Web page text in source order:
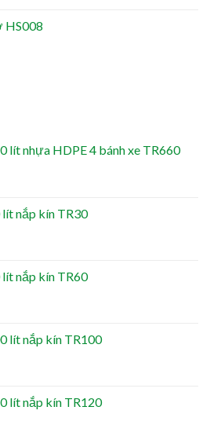
HS008
lít nhựa HDPE 4 bánh xe TR660
lít nắp kín TR30
lít nắp kín TR60
lít nắp kín TR100
lít nắp kín TR120